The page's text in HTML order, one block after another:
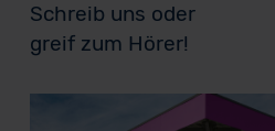
Schreib uns oder
greif zum Hörer!